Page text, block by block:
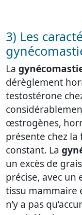
3) Les
La
dérèglement
testostérone
œstrogènes,
présente chez
constant. La
un excès de
précise, avec un
tissu mammaire
n’y a pas